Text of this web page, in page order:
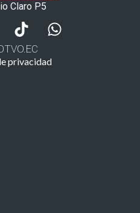
Claro P5
privacidad